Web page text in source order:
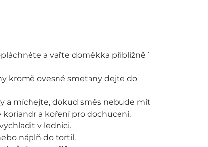
a vařte doměkka přibližně 1
kromě ovesné smetany dejte do
a míchejte, dokud směs nebude mít
a koření pro dochucení.
v lednici.
náplň do tortil.